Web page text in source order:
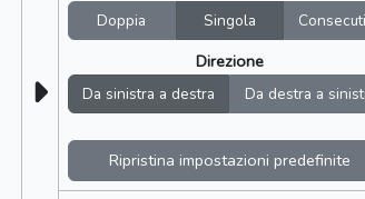
Doppia Singola
Direzione
Da sinistra a destra Da destra a
Ripristina impostazioni predefinite